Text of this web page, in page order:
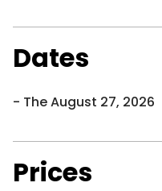
Dates
The August 27, 2026
Prices